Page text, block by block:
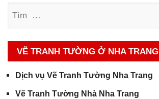
VẼ TRANH TƯỜNG Ở NHA TRANG
Dịch vụ Vẽ Tranh Tường Nha Trang
Vẽ Tranh Tường Nhà Nha Trang